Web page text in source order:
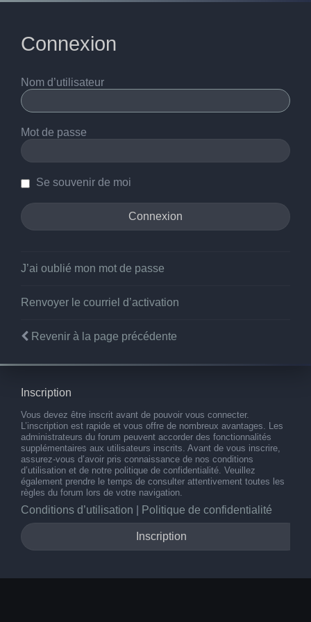
Connexion
Nom d’utilisateur
Mot de passe
Se souvenir de moi
J’ai oublié mon mot de passe
Renvoyer le courriel d’activation
Revenir à la page précédente
Inscription
Vous devez être inscrit avant de pouvoir vous connecter.
L’inscription est rapide et vous offre de nombreux avantages. Les
administrateurs du forum peuvent accorder des fonctionnalités
supplémentaires aux utilisateurs inscrits. Avant de vous inscrire,
assurez-vous d’avoir pris connaissance de nos conditions
d’utilisation et de notre politique de confidentialité. Veuillez
également prendre le temps de consulter attentivement toutes les
règles du forum lors de votre navigation.
Conditions d’utilisation Politique de confidentialité
Inscription